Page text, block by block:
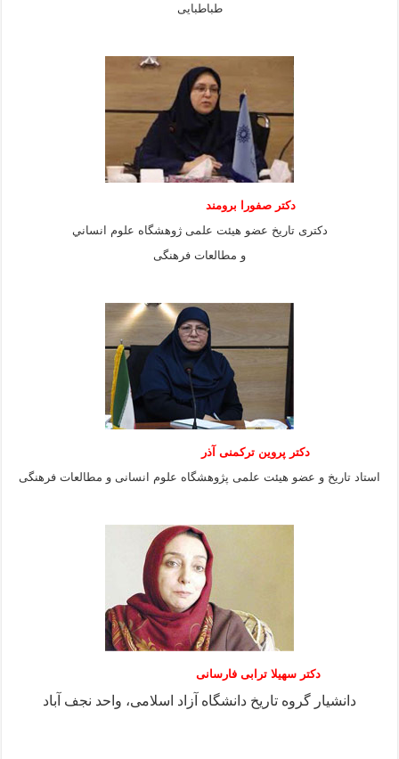
طباطبايى
دكتر صفورا برومند
دكترى تاريخ عضو هيئت علمى ژوهشگاه علوم انساني
و مطالعات فرهنگى
دکتر پروین ترکمنی آذر
استاد تاریخ و عضو هیئت علمی پژوهشگاه علوم انسانی و مطالعات فرهنگى
دکتر سهیلا ترابی فارسانی
دانشیار گروه تاریخ دانشگاه آزاد اسلامی، واحد نجف آباد